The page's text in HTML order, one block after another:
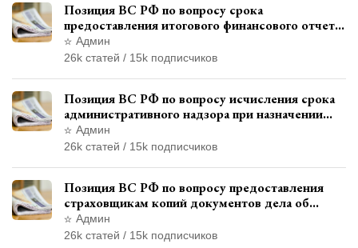
Позиция ВС РФ по вопросу срока
предоставления итогового финансового отчета
кандидатом в соответствии с
законодательством о выборах
Админ
26k статей / 15k подписчиков
Позиция ВС РФ по вопросу исчисления срока
административного надзора при назначении
дополнительного наказания, отличного от
ограничения свободы
Админ
26k статей / 15k подписчиков
Позиция ВС РФ по вопросу предоставления
страховщикам копий документов дела об
административном правонарушении для
автотехнической экспертизы
Админ
26k статей / 15k подписчиков